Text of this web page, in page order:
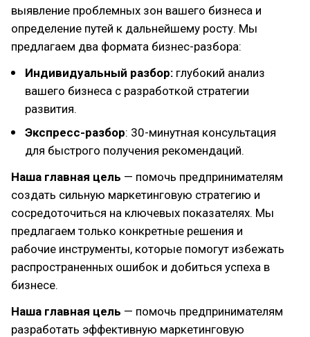
выявление проблемных зон вашего бизнеса и
определение путей к дальнейшему росту. Мы
предлагаем два формата бизнес-разбора:
Индивидуальный разбор: глубокий анализ
вашего бизнеса с разработкой стратегии
развития.
Экспресс-разбор: 30-минутная консультация
для быстрого получения рекомендаций.
Наша главная цель — помочь предпринимателям
создать сильную маркетинговую стратегию и
сосредоточиться на ключевых показателях. Мы
предлагаем только конкретные решения и
рабочие инструменты, которые помогут избежать
распространенных ошибок и добиться успеха в
бизнесе.
Наша главная цель — помочь предпринимателям
разработать эффективную маркетинговую